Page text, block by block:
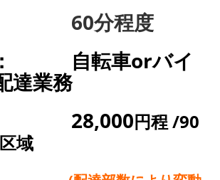
程度
自転車orバイ
達業務
円程 /90
域